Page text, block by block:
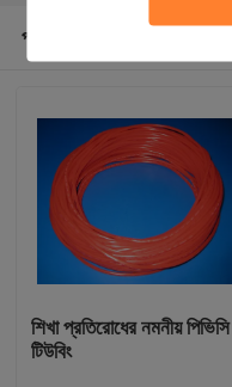
প্রস্তাবিত পণ্য
শিখা প্রতিরোধের নমনীয় পিভিসি
টিউবিং